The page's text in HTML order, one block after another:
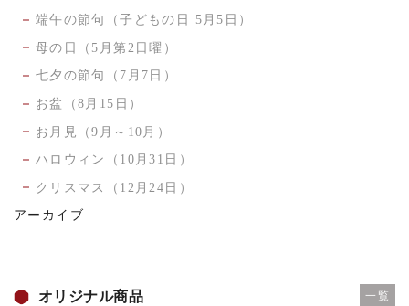
端午の節句（子どもの日 5月5日）
母の日（5月第2日曜）
七夕の節句（7月7日）
お盆（8月15日）
お月見（9月～10月）
ハロウィン（10月31日）
クリスマス（12月24日）
アーカイブ
オリジナル商品 一覧